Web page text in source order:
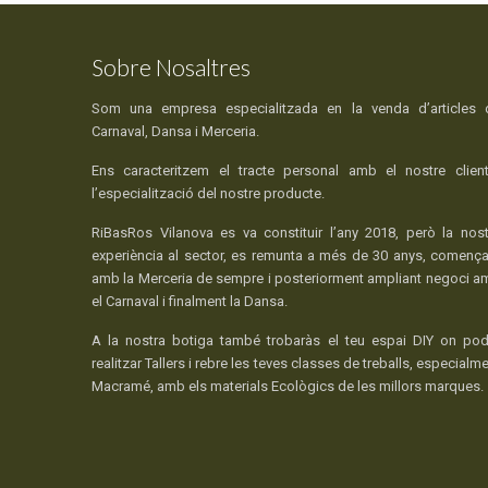
Sobre Nosaltres
Som una empresa especialitzada en la venda d’articles
Carnaval, Dansa i Merceria.
Ens caracteritzem el tracte personal amb el nostre
l’especialització del nostre producte.
RiBasRos Vilanova es va constituir l’any 2018, però la
experiència al sector, es remunta a més de 30 anys,
amb la Merceria de sempre i posteriorment ampliant negoci
el Carnaval i finalment la Dansa.
A la nostra botiga també trobaràs el teu espai DIY on
realitzar Tallers i rebre les teves classes de treballs,
Macramé, amb els materials Ecològics de les millors marques.